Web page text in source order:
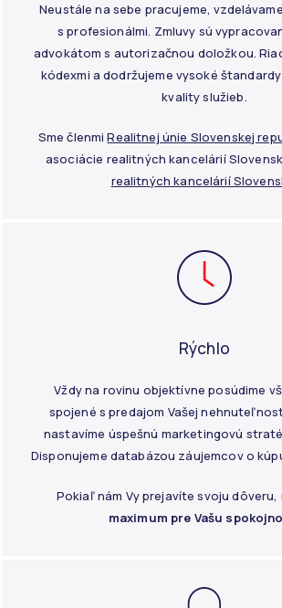
Neustále na sebe pracujeme,
s profesionálmi. Zmluvy sú
advokátom s autorizačnou doložkou.
kódexmi a dodržujeme vysoké
kvality služieb.
Sme členmiRealitnej únie Slovenskej
asociácie realitných kancelárií
realitných kancelárií
Rýchlo
Vždy na rovinu objektívne posúdime
spojené s predajom Vašej
nastavíme úspešnú marketingovú
Disponujeme databázou záujemcov o
Pokiaľ nám Vy prejavíte svoju dôveru,
maximum pre Vašu